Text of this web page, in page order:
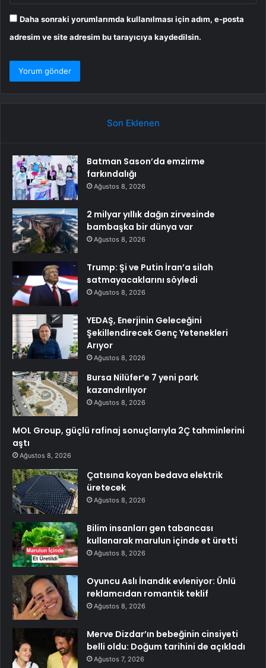
Daha sonraki yorumlarımda kullanılması için adım, e-posta
adresim ve site adresim bu tarayıcıya kaydedilsin.
Son Eklenen
Batman Sason’da emzirme
farkındalığı
Ağustos 8, 2026
2 milyar yıllık dağın zirvesinde
bambaşka bir dünya var
Ağustos 8, 2026
Trump: Şi ve Putin İran’a silah
satmayacaklarını söyledi
Ağustos 8, 2026
YEDAŞ, Enerjinin Geleceğini
Şekillendirecek Genç Yetenekleri
Arıyor
Ağustos 8, 2026
Bursa Nilüfer’e 7 yeni park
kazandırılıyor
Ağustos 8, 2026
MOL Group, güçlü rafinaj sonuçlarıyla 2Ç tahminlerini
aştı
Ağustos 8, 2026
Çatısına koyan bedava elektrik
üretecek
Ağustos 8, 2026
Bilim insanları gen tabancası
kullanarak marulun içinde et üretti
Ağustos 8, 2026
Oyuncu Aslı İnandık evleniyor: Ünlü
reklamcıdan romantik teklif
Ağustos 8, 2026
Merve Dizdar’ın bebeğinin cinsiyeti
belli oldu: Doğum tarihini de açıkladı
Ağustos 7, 2026